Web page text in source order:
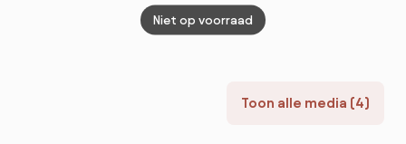
Toon alle media (4)
Niet op voorraad